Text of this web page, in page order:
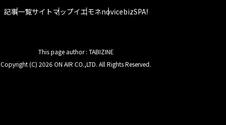
記事一覧サイトマップイエモネnovicebizSPA!
This page author : TABIZINE
Copyright (C) 2026 ON AIR CO.,LTD. All Rights Reserved.